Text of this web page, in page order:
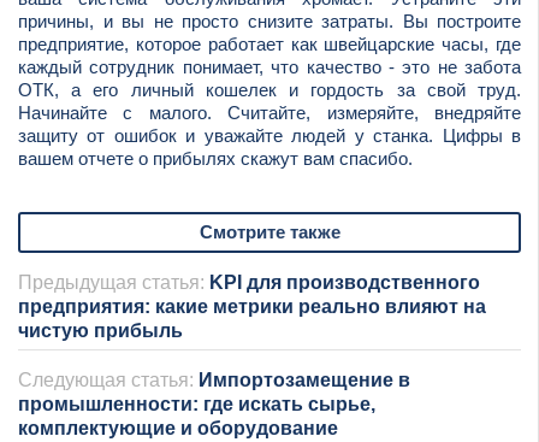
причины, и вы не просто снизите затраты. Вы построите
предприятие, которое работает как швейцарские часы, где
каждый сотрудник понимает, что качество - это не забота
ОТК, а его личный кошелек и гордость за свой труд.
Начинайте с малого. Считайте, измеряйте, внедряйте
защиту от ошибок и уважайте людей у станка. Цифры в
вашем отчете о прибылях скажут вам спасибо.
Смотрите также
Предыдущая статья: KPI для производственного
предприятия: какие метрики реально влияют на
чистую прибыль
Следующая статья: Импортозамещение в
промышленности: где искать сырье,
комплектующие и оборудование